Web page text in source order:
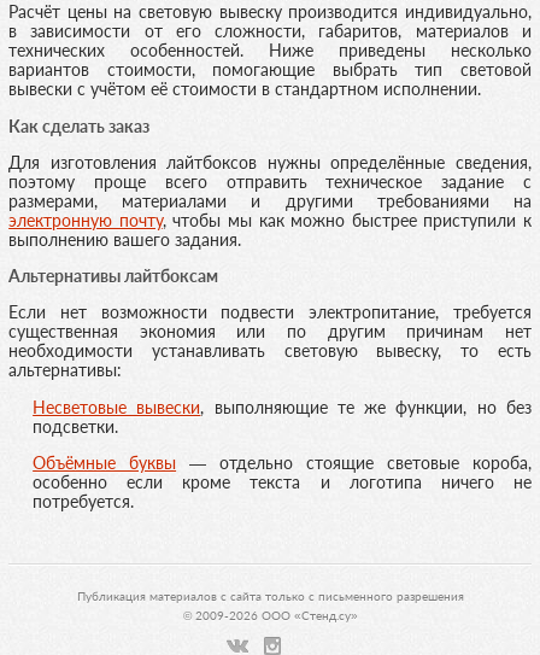
Расчёт цены на световую вывеску производится индивидуально,
в зависимости от его сложности, габаритов, материалов и
технических особенностей. Ниже приведены несколько
вариантов стоимости, помогающие выбрать тип световой
вывески с учётом её стоимости в стандартном исполнении.
Как сделать заказ
Для изготовления лайтбоксов нужны определённые сведения,
поэтому проще всего отправить техническое задание с
размерами, материалами и другими требованиями на
электронную почту, чтобы мы как можно быстрее приступили к
выполнению вашего задания.
Альтернативы лайтбоксам
Если нет возможности подвести электропитание, требуется
существенная экономия или по другим причинам нет
необходимости устанавливать световую вывеску, то есть
альтернативы:
Несветовые вывески, выполняющие те же функции, но без
подсветки.
Объёмные буквы — отдельно стоящие световые короба,
особенно если кроме текста и логотипа ничего не
потребуется.
Публикация материалов с сайта только с письменного разрешения
© 2009-2026 ООО «Стенд.су»